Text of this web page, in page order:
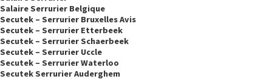
Salaire Serrurier Belgique
Secutek – Serrurier Bruxelles Avis
Secutek – Serrurier Etterbeek
Secutek – Serrurier Schaerbeek
Secutek – Serrurier Uccle
Secutek – Serrurier Waterloo
Secutek Serrurier Auderghem